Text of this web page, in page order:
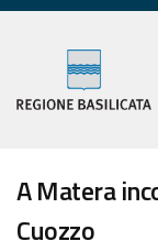
A Matera
Cuozzo